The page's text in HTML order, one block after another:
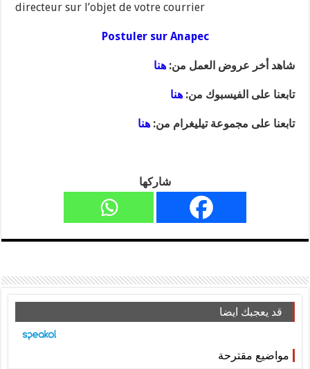
directeur sur l’objet de votre courrier
Postuler sur Anapec
شاهد أخر عروض العمل من:هنا
تابعنا على الفيسبوك من:هنا
تابعنا على مجموعة تيليغرام من:هنا
شاركها
قد يعجبك ايضا
مواضيع مقترحة